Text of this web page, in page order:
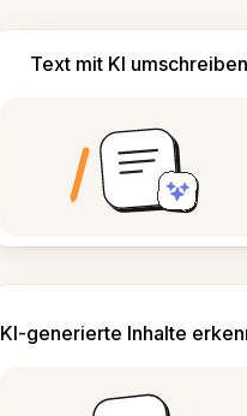
Text mit KI umschreiben
KI-generierte Inhalte